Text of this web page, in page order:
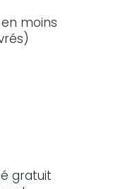
moins
gratuit